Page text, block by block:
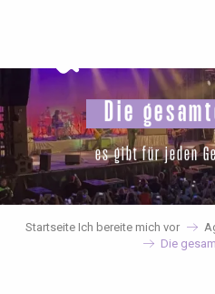
principal
Die
es gibt für jeden
Startseite Ich bereite mich vor
Die